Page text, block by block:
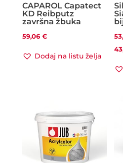
CAPAROL Capatect
KD Reibputz
završna žbuka
59,06 €
Dodaj na listu želja